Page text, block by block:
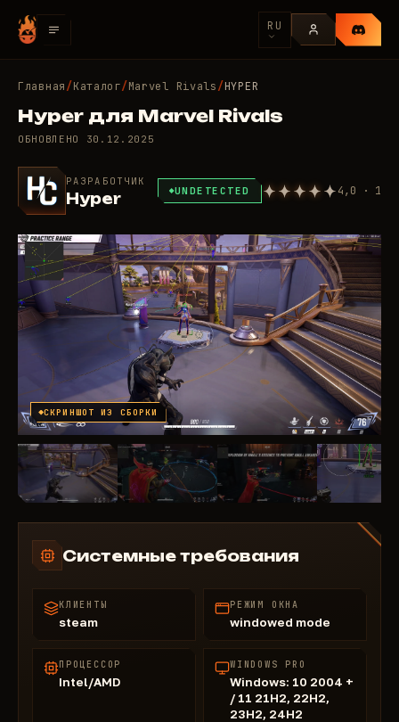
RU
Главная/Каталог/Marvel Rivals/HYPER
Hyper для Marvel Rivals
ОБНОВЛЕНО 30.12.2025
РАЗРАБОТЧИК
Hyper UNDETECTED 4,0 · 1
СКРИНШОТ ИЗ СБОРКИ
Системные требования
КЛИЕНТЫ
steam
РЕЖИМ ОКНА
windowed mode
ПРОЦЕССОР
Intel/AMD
WINDOWS PRO
Windows: 10 2004 +
/ 11 21H2, 22H2,
23H2, 24H2